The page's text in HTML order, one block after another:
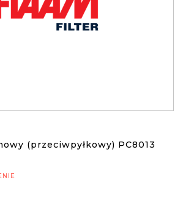
(przeciwpyłkowy) PC8013